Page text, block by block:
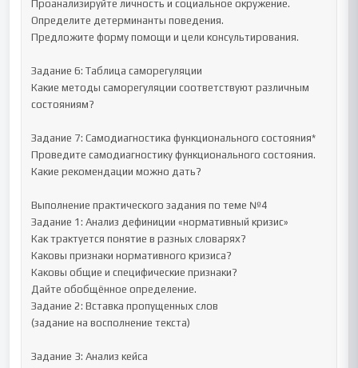
Проанализируйте личность и социальное окружение.
Определите детерминанты поведения.
Предложите форму помощи и цели консультирования.
Задание 6: Таблица саморегуляции
Какие методы саморегуляции соответствуют различным
состояниям?
Задание 7: Самодиагностика функционального состояния*
Проведите самодиагностику функционального состояния.
Какие рекомендации можно дать?
Выполнение практического задания по теме №4
Задание 1: Анализ дефиниции «нормативный кризис»
Как трактуется понятие в разных словарях?
Каковы признаки нормативного кризиса?
Каковы общие и специфические признаки?
Дайте обобщённое определение.
Задание 2: Вставка пропущенных слов
(задание на восполнение текста)
Задание 3: Анализ кейса